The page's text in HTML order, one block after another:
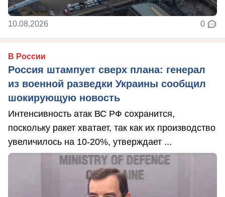
10.08.2026 0
В России
Россия штампует сверх плана: генерал
из военной разведки Украины сообщил
шокирующую новость
Интенсивность атак ВС РФ сохранится,
поскольку ракет хватает, так как их производство
увеличилось на 10-20%, утверждает ...